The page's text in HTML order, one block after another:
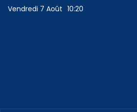
Vendredi 7 Août 10:20